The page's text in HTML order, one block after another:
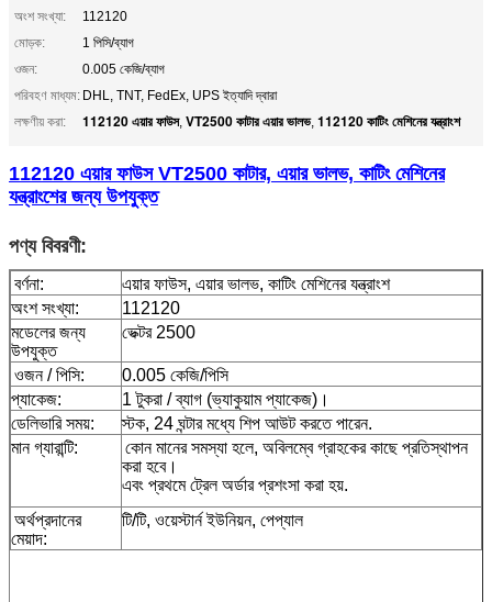
অংশ সংখ্যা:
112120
মোড়ক:
1 পিসি/ব্যাগ
ওজন:
0.005 কেজি/ব্যাগ
পরিবহণ মাধ্যম: DHL, TNT, FedEx, UPS ইত্যাদি দ্বারা
লক্ষণীয় করা:
112120 এয়ার ফাউস, VT2500 কাটার এয়ার ভালভ, 112120 কাটিং মেশিনের যন্ত্রাংশ
112120 এয়ার ফাউস VT2500 কাটার, এয়ার ভালভ, কাটিং মেশিনের
যন্ত্রাংশের জন্য উপযুক্ত
পণ্য বিবরণী:
বর্ণনা:
এয়ার ফাউস, এয়ার ভালভ, কাটিং মেশিনের যন্ত্রাংশ
অংশ সংখ্যা:
112120
মডেলের জন্য
উপযুক্ত
ভেক্টর 2500
ওজন / পিসি:
0.005 কেজি/পিসি
প্যাকেজ:
1 টুকরা / ব্যাগ (ভ্যাকুয়াম প্যাকেজ)।
ডেলিভারি সময়:
স্টক, 24 ঘন্টার মধ্যে শিপ আউট করতে পারেন.
মান গ্যারান্টি:
কোন মানের সমস্যা হলে, অবিলম্বে গ্রাহকের কাছে প্রতিস্থাপন
করা হবে।
এবং প্রথমে ট্রেল অর্ডার প্রশংসা করা হয়.
অর্থপ্রদানের
মেয়াদ:
টি/টি, ওয়েস্টার্ন ইউনিয়ন, পেপ্যাল